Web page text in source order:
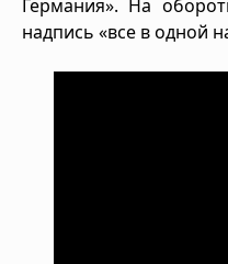
Германия». На
надпись «все в одной